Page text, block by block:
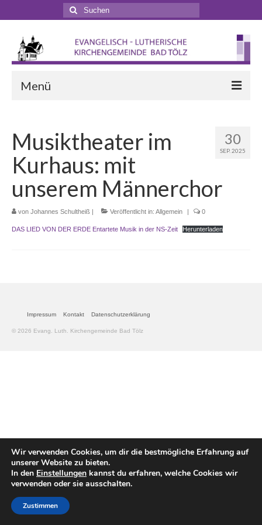
Suchen
nach:
Menü
Veranstaltungen
Terminkalender
Gottesdienste
Gottesdienstformen
Mitarbeitende
Pfarrteam
Hausmeister und Mesnerinnen
Soziale Beratung
Kirchenvorstand
30
SEP. 2025
Musiktheater im
Kurhaus: mit
unserem Männerchor
von Johannes Schultheiß Veröffentlicht in: Allgemein 0
DAS LIED VON DER ERDE Entartete Musik in der NS-Zeit Herunterladen
Impressum Kontakt Datenschutzerklärung
© 2026 Evang. Luth. Kirchengemeinde Bad Tölz
Wir verwenden Cookies, um dir die bestmögliche Erfahrung auf
unserer Website zu bieten.
In den Einstellungen kannst du erfahren, welche Cookies wir
verwenden oder sie ausschalten.
Zustimmen